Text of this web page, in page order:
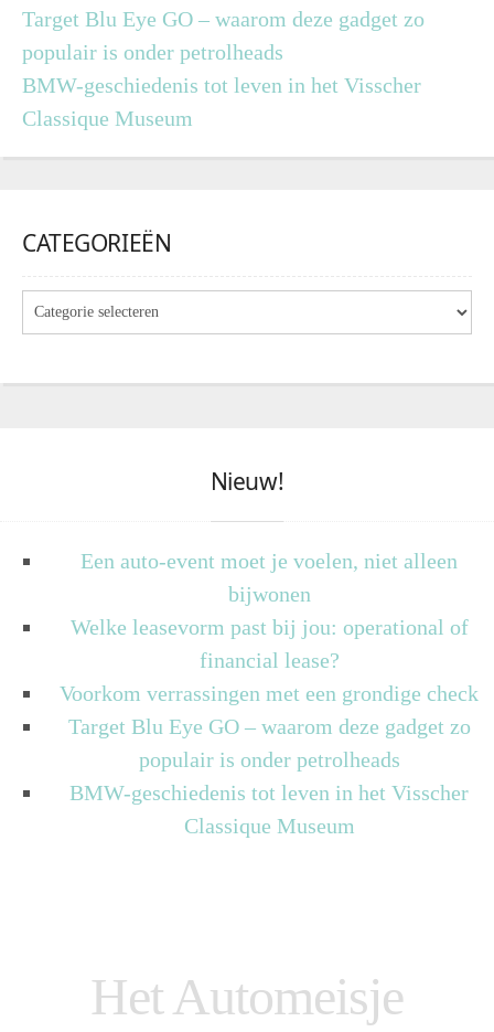
Target Blu Eye GO – waarom deze gadget zo
populair is onder petrolheads
BMW-geschiedenis tot leven in het Visscher
Classique Museum
CATEGORIEËN
Nieuw!
Een auto-event moet je voelen, niet alleen
bijwonen
Welke leasevorm past bij jou: operational of
financial lease?
Voorkom verrassingen met een grondige check
Target Blu Eye GO – waarom deze gadget zo
populair is onder petrolheads
BMW-geschiedenis tot leven in het Visscher
Classique Museum
Het Automeisje